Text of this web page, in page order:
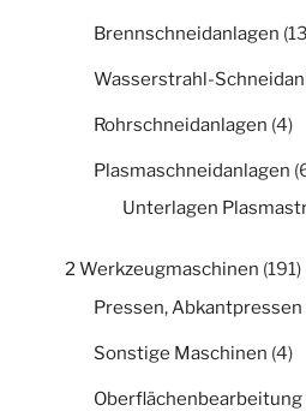
Brennschneidanlagen
Wasserstrahl-
Rohrschneidanlagen (4)
Plasmaschneidanlagen
Unterlagen
2 Werkzeugmaschinen (191)
Pressen, Abkantpressen
Sonstige Maschinen (4)
Oberflächenbearbeitung